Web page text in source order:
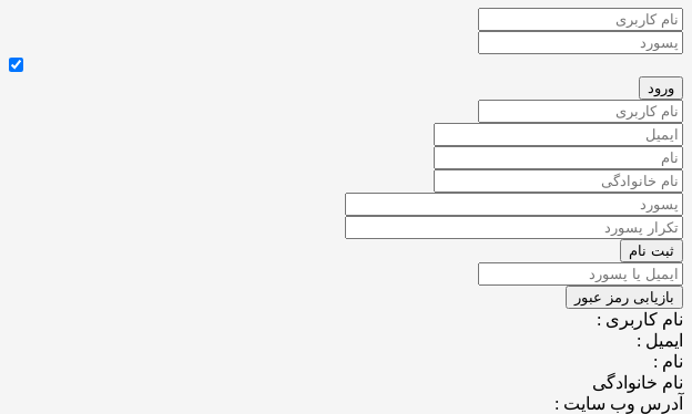
نام کاربری :
ایمیل :
نام :
نام خانوادگی
آدرس وب سایت :